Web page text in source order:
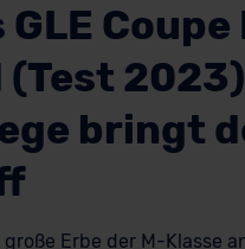
bringt
große Erbe der M-Klasse